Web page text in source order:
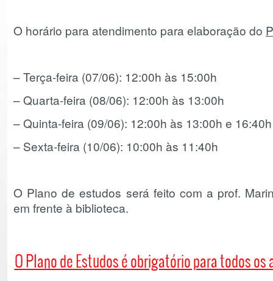
O horário para atendimento para elaboração do
– Terça-feira (07/06): 12:00h às 15:00h
– Quarta-feira (08/06): 12:00h às 13:00h
– Quinta-feira (09/06): 12:00h às 13:00h e
– Sexta-feira (10/06): 10:00h às 11:40h
O Plano de estudos será feito com a prof.
em frente à biblioteca.
O Plano de Estudos é obrigatório para todos